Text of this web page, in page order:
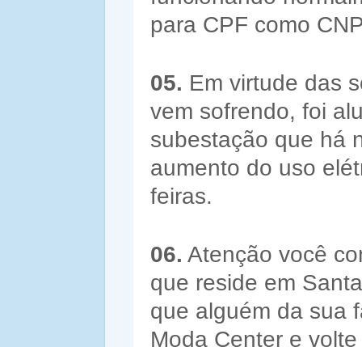
para CPF como
05. Em virtude das
vem sofrendo, foi
subestação que há
aumento do uso
feiras.
06. Atenção você
que reside em
que alguém da sua
Moda Center e